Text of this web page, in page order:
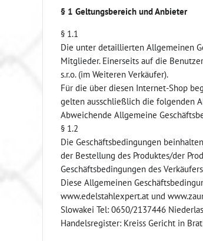
§ 1 Geltungsbereich und Anbieter
§ 1.1
Die unter detaillierten Allgemeinen
Mitglieder. Einerseits auf die
s.r.o. (im Weiteren Verkäufer).
Für die über diesen Internet-Shop
gelten ausschließlich die folgenden
Abweichende Allgemeine
§ 1.2
Die Geschäftsbedingungen
der Bestellung des Produktes/der
Geschäftsbedingungen des
Diese Allgemeinen
www.edelstahlexpert.at und
Slowakei Tel: 0650/2137446
Handelsregister: Kreiss Gericht in